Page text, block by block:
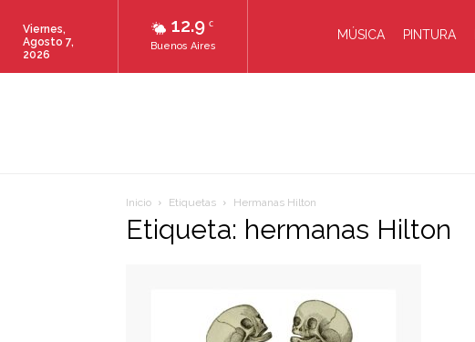
12.9 C
Buenos Aires
Viernes,
Agosto 7,
2026
MÚSICA PINTURA
Inicio Etiquetas Hermanas Hilton
Etiqueta: hermanas Hilton